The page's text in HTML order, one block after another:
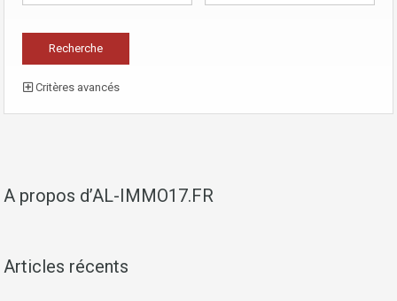
Critères avancés
A propos d’AL-IMMO17.FR
Articles récents